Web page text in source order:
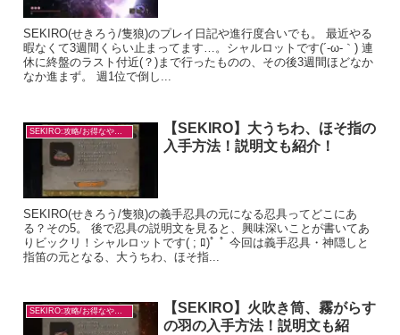
SEKIRO(せきろう/隻狼)のプレイ日記や進行度合いでも。 最近やる
暇なくて3週間くらい止まってます…。シャルロットです(´-ω-｀) 連
休に終盤のラスト付近(？)まで行ったものの、その後3週間ほどなか
なか進まず。 週1位で倒し...
SEKIRO:攻略/お得なやり方
【SEKIRO】大うちわ、ほそ指の
入手方法！説明文も紹介！
SEKIRO(せきろう/隻狼)の義手忍具の元になる忍具ってどこにあ
る？その5。 後で忍具の説明文を見ると、興味深いことが書いてあ
りビックリ！シャルロットです( ; ﾛ)ﾟ ﾟ 今回は義手忍具・神隠しと
指笛の元となる、大うちわ、ほそ指...
SEKIRO:攻略/お得なやり方
【SEKIRO】火吹き筒、霧がらす
の羽の入手方法！説明文も紹